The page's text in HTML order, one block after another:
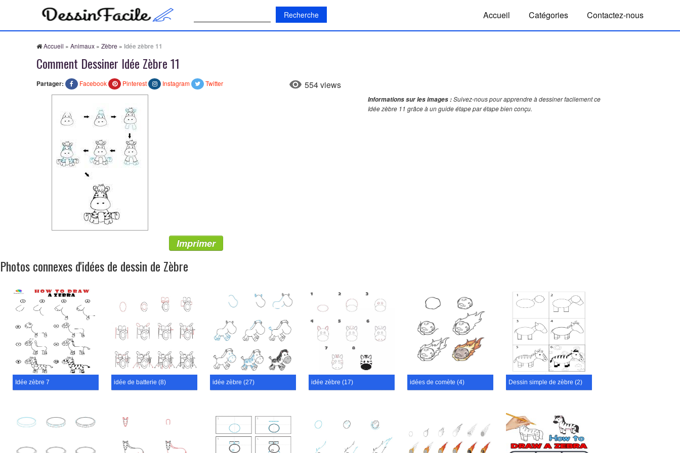
Accueil Catégories Contactez-nous
Accueil » Animaux » Zèbre » Idée zèbre 11
Comment Dessiner Idée Zèbre 11
Partager: Facebook Pinterest Instagram Twitter 554 views
Informations sur les images :Suivez-nous pour apprendre à dessiner facilement ce
Idée zèbre 11 grâce à un guide étape par étape bien conçu.
Imprimer
Photos connexes d'idées de dessin de Zèbre
Idée zèbre 7 idée de batterie (8) idée zèbre (27) idée zèbre (17) idées de comète (4) Dessin simple de zèbre (2)